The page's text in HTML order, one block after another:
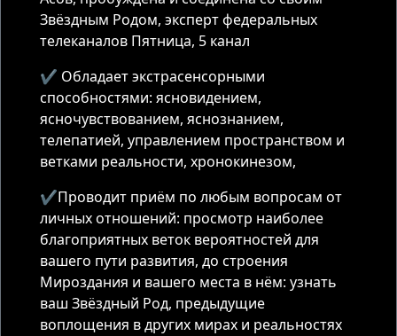
Звёздным Родом, эксперт федеральных
телеканалов Пятница, 5 канал
✔️ Обладает экстрасенсорными
способностями: ясновидением,
ясночувствованием, яснознанием,
телепатией, управлением пространством и
ветками реальности, хронокинезом,
‌‌✔️Проводит приём по любым вопросам от
личных отношений: просмотр наиболее
благоприятных веток вероятностей для
вашего пути развития, до строения
Мироздания и вашего места в нём: узнать
ваш Звёздный Род, предыдущие
воплощения в других мирах и реальностях